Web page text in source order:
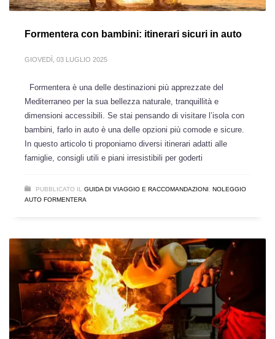
Formentera con bambini: itinerari sicuri in auto
GIOVEDÌ, 03 LUGLIO 2025
Formentera è una delle destinazioni più apprezzate del
Mediterraneo per la sua bellezza naturale, tranquillità e
dimensioni accessibili. Se stai pensando di visitare l’isola con
bambini, farlo in auto è una delle opzioni più comode e sicure.
In questo articolo ti proponiamo diversi itinerari adatti alle
famiglie, consigli utili e piani irresistibili per goderti
PUBBLICATO IL GUIDA DI VIAGGIO E RACCOMANDAZIONI NOLEGGIO
AUTO FORMENTERA